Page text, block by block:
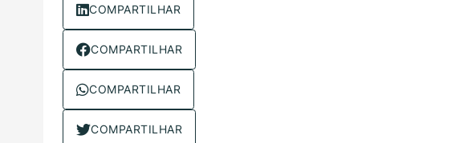
COMPARTILHAR
COMPARTILHAR
COMPARTILHAR
COMPARTILHAR